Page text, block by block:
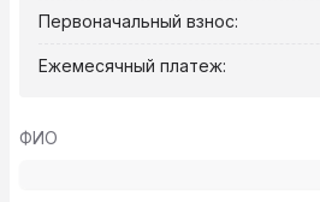
Первоначальный взнос:
Ежемесячный платеж:
ФИО